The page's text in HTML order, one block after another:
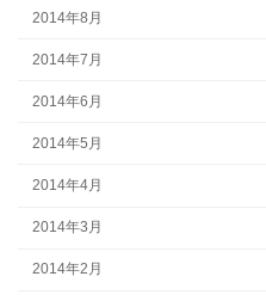
2014年8月
2014年7月
2014年6月
2014年5月
2014年4月
2014年3月
2014年2月